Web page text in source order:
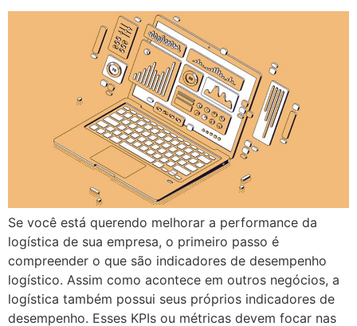
Se você está querendo melhorar a performance da
logística de sua empresa, o primeiro passo é
compreender o que são indicadores de desempenho
logístico. Assim como acontece em outros negócios, a
logística também possui seus próprios indicadores de
desempenho. Esses KPIs ou métricas devem focar nas